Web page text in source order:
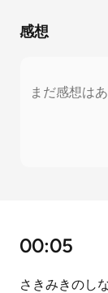
感想
まだ感想は
00:05
さきみきのし